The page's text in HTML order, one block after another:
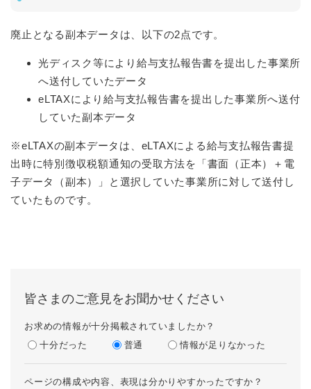
廃止となる副本データは、以下の2点です。
光ディスク等により給与支払報告書を提出した事業所
へ送付していたデータ
eLTAXにより給与支払報告書を提出した事業所へ送付
していた副本データ
※eLTAXの副本データは、eLTAXによる給与支払報告書提
出時に特別徴収税額通知の受取方法を「書面（正本）＋電
子データ（副本）」と選択していた事業所に対して送付し
ていたものです。
皆さまのご意見をお聞かせください
お求めの情報が十分掲載されていましたか？
十分だった
普通 情報が足りなかった
ページの構成や内容、表現は分かりやすかったですか？